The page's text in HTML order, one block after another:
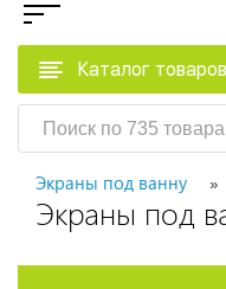
Каталог товаров
Экраны под ванну
Экраны под